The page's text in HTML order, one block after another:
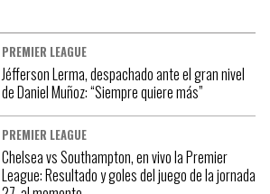
PREMIER LEAGUE
Jéfferson Lerma, despachado ante el gran nivel
de Daniel Muñoz: “Siempre quiere más”
PREMIER LEAGUE
Chelsea vs Southampton, en vivo la Premier
League: Resultado y goles del juego de la jornada